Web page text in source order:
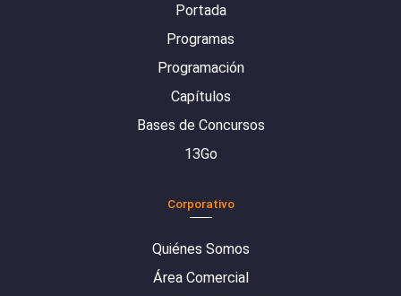
Portada
Programas
Programación
Capítulos
Bases de Concursos
13Go
Corporativo
Quiénes Somos
Área Comercial